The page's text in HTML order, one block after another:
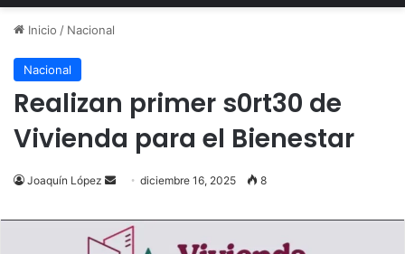
Inicio / Nacional
Nacional
Realizan primer s0rt30 de
Vivienda para el Bienestar
Joaquín López
Send
email
diciembre 16, 2025 8